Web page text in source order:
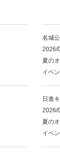
名城
2026/
夏の
イベ
日進
2026/
夏の
イベ